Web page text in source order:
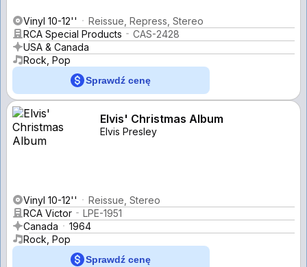
Vinyl 10-12''
Reissue, Repress, Stereo
RCA Special Products
CAS-2428
USA & Canada
Rock, Pop
Sprawdź cenę
Elvis' Christmas Album
Elvis Presley
Vinyl 10-12''
Reissue, Stereo
RCA Victor
LPE-1951
Canada
1964
Rock, Pop
Sprawdź cenę